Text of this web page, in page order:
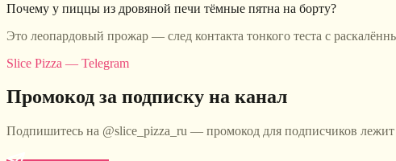
Почему у пиццы из дровяной печи тёмные пятна на борту?
Это леопардовый прожар — след контакта тонкого теста с
Slice Pizza — Telegram
Промокод за подписку на канал
Подпишитесь на @slice_pizza_ru — промокод для подписчиков